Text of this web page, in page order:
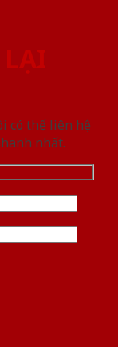
LẠI
có thể liên hệ
nhất.